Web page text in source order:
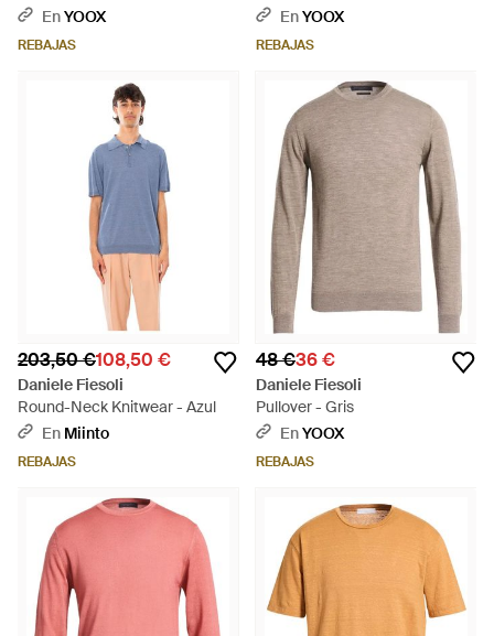
EnYOOX
REBAJAS
EnYOOX
REBAJAS
203,50 €108,50 €
Daniele Fiesoli
Round-Neck Knitwear - Azul
En Miinto
REBAJAS
48 €36 €
Daniele Fiesoli
Pullover - Gris
EnYOOX
REBAJAS